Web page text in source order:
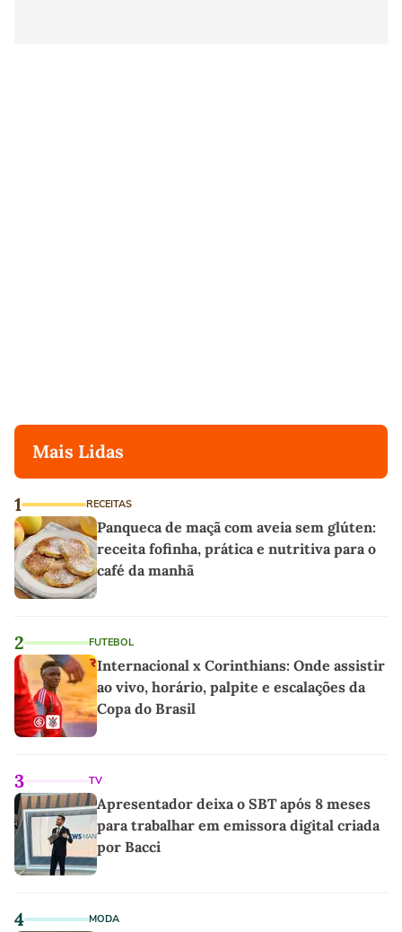
Mais Lidas
1 RECEITAS
Panqueca de maçã com aveia sem glúten:
receita fofinha, prática e nutritiva para o
café da manhã
2 FUTEBOL
Internacional x Corinthians: Onde assistir
ao vivo, horário, palpite e escalações da
Copa do Brasil
3 TV
Apresentador deixa o SBT após 8 meses
para trabalhar em emissora digital criada
por Bacci
4 MODA